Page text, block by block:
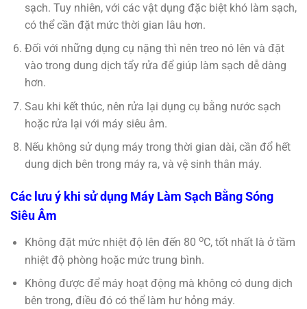
sạch. Tuy nhiên, với các vật dụng đặc biệt khó làm sạch,
có thể cần đặt mức thời gian lâu hơn.
Đối với những dụng cụ nặng thì nên treo nó lên và đặt
vào trong dung dịch tẩy rửa để giúp làm sạch dễ dàng
hơn.
Sau khi kết thúc, nên rửa lại dụng cụ bằng nước sạch
hoặc rửa lại với máy siêu âm.
Nếu không sử dụng máy trong thời gian dài, cần đổ hết
dung dịch bên trong máy ra, và vệ sinh thân máy.
Các lưu ý khi sử dụng Máy Làm Sạch Bằng Sóng
Siêu Âm
Không đặt mức nhiệt độ lên đến 80 oC, tốt nhất là ở tầm
nhiệt độ phòng hoặc mức trung bình.
Không được để máy hoạt động mà không có dung dịch
bên trong, điều đó có thể làm hư hỏng máy.